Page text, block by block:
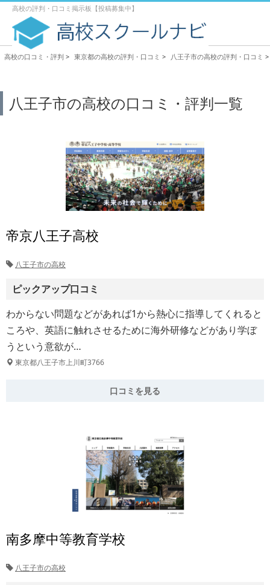
高校の評判・口コミ掲示板【投稿募集中】
高校の口コミ・評判 > 東京都の高校の評判・口コミ > 八王子市の高校の評判・口コミ >
八王子市の高校の口コミ・評判一覧
帝京八王子高校
八王子市の高校
ピックアップ口コミ
わからない問題などがあれば1から熱心に指導してくれると
ころや、英語に触れさせるために海外研修などがあり学ぼ
うという意欲が…
東京都八王子市上川町3766
口コミを見る
南多摩中等教育学校
八王子市の高校